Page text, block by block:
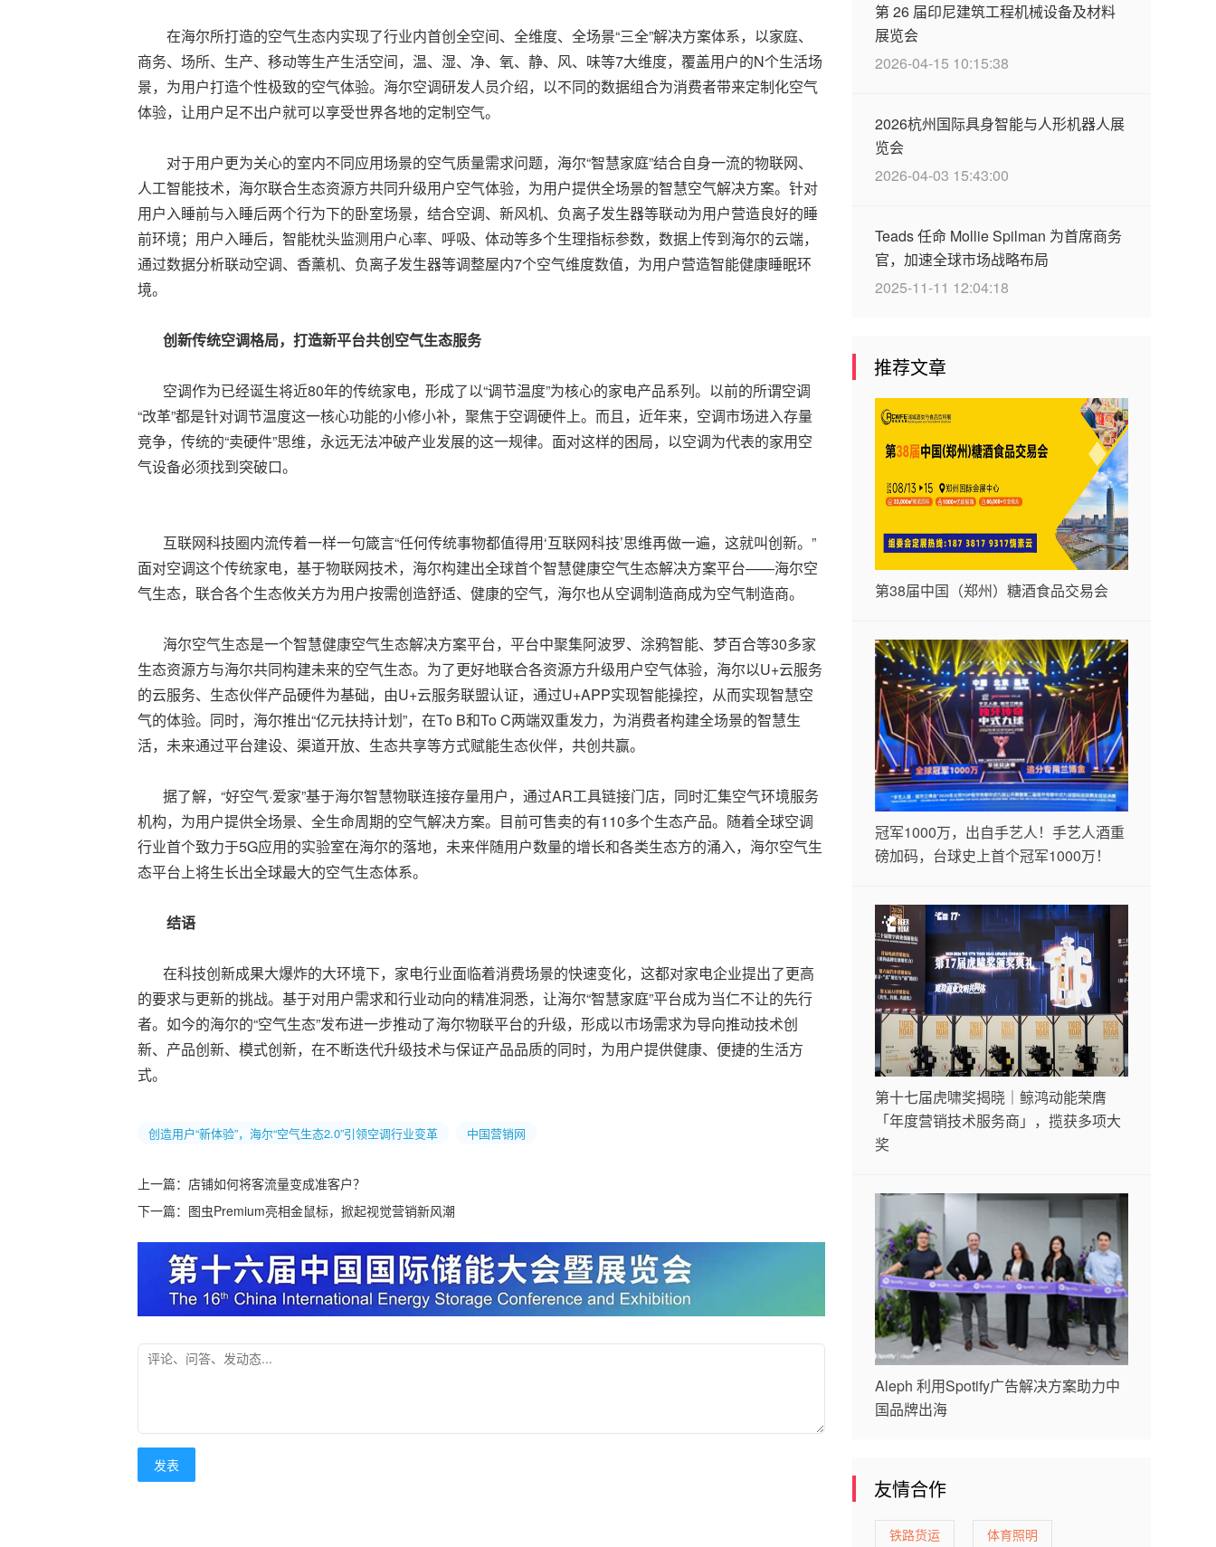
在海尔所打造的空气生态内实现了行业内首创全空间、全维度、全场景“三全”解决方案体系，以家庭、
商务、场所、生产、移动等生产生活空间，温、湿、净、氧、静、风、味等7大维度，覆盖用户的N个生活场
景，为用户打造个性极致的空气体验。海尔空调研发人员介绍，以不同的数据组合为消费者带来定制化空气
体验，让用户足不出户就可以享受世界各地的定制空气。
对于用户更为关心的室内不同应用场景的空气质量需求问题，海尔“智慧家庭”结合自身一流的物联网、
人工智能技术，海尔联合生态资源方共同升级用户空气体验，为用户提供全场景的智慧空气解决方案。针对
用户入睡前与入睡后两个行为下的卧室场景，结合空调、新风机、负离子发生器等联动为用户营造良好的睡
前环境；用户入睡后，智能枕头监测用户心率、呼吸、体动等多个生理指标参数，数据上传到海尔的云端，
通过数据分析联动空调、香薰机、负离子发生器等调整屋内7个空气维度数值，为用户营造智能健康睡眠环
境。
创新传统空调格局，打造新平台共创空气生态服务
空调作为已经诞生将近80年的传统家电，形成了以“调节温度”为核心的家电产品系列。以前的所谓空调
“改革”都是针对调节温度这一核心功能的小修小补，聚焦于空调硬件上。而且，近年来，空调市场进入存量
竞争，传统的“卖硬件”思维，永远无法冲破产业发展的这一规律。面对这样的困局，以空调为代表的家用空
气设备必须找到突破口。
互联网科技圈内流传着一样一句箴言“任何传统事物都值得用‘互联网科技’思维再做一遍，这就叫创新。”
面对空调这个传统家电，基于物联网技术，海尔构建出全球首个智慧健康空气生态解决方案平台——海尔空
气生态，联合各个生态攸关方为用户按需创造舒适、健康的空气，海尔也从空调制造商成为空气制造商。
海尔空气生态是一个智慧健康空气生态解决方案平台，平台中聚集阿波罗、涂鸦智能、梦百合等30多家
生态资源方与海尔共同构建未来的空气生态。为了更好地联合各资源方升级用户空气体验，海尔以U+云服务
的云服务、生态伙伴产品硬件为基础，由U+云服务联盟认证，通过U+APP实现智能操控，从而实现智慧空
气的体验。同时，海尔推出“亿元扶持计划”，在To B和To C两端双重发力，为消费者构建全场景的智慧生
活，未来通过平台建设、渠道开放、生态共享等方式赋能生态伙伴，共创共赢。
据了解，“好空气·爱家”基于海尔智慧物联连接存量用户，通过AR工具链接门店，同时汇集空气环境服务
机构，为用户提供全场景、全生命周期的空气解决方案。目前可售卖的有110多个生态产品。随着全球空调
行业首个致力于5G应用的实验室在海尔的落地，未来伴随用户数量的增长和各类生态方的涌入，海尔空气生
态平台上将生长出全球最大的空气生态体系。
结语
在科技创新成果大爆炸的大环境下，家电行业面临着消费场景的快速变化，这都对家电企业提出了更高
的要求与更新的挑战。基于对用户需求和行业动向的精准洞悉，让海尔“智慧家庭”平台成为当仁不让的先行
者。如今的海尔的“空气生态”发布进一步推动了海尔物联平台的升级，形成以市场需求为导向推动技术创
新、产品创新、模式创新，在不断迭代升级技术与保证产品品质的同时，为用户提供健康、便捷的生活方
式。
创造用户“新体验”，海尔“空气生态2.0”引领空调行业变革 中国营销网
上一篇： 店铺如何将客流量变成准客户？
下一篇： 图虫Premium亮相金鼠标，掀起视觉营销新风潮
发表
第 26 届印尼建筑工程机械设备及材料
展览会
2026-04-15 10:15:38
2026杭州国际具身智能与人形机器人展
览会
2026-04-03 15:43:00
Teads 任命 Mollie Spilman 为首席商务
官，加速全球市场战略布局
2025-11-11 12:04:18
推荐文章
第38届中国（郑州）糖酒食品交易会
冠军1000万，出自手艺人！手艺人酒重
磅加码，台球史上首个冠军1000万！
第十七届虎啸奖揭晓｜鲸鸿动能荣膺
「年度营销技术服务商」，揽获多项大
奖
Aleph 利用Spotify广告解决方案助力中
国品牌出海
友情合作
铁路货运 体育照明